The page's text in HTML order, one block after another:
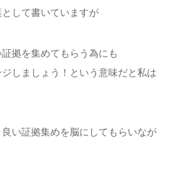
して書いていますが
拠を集めてもらう為にも
しましょう！という意味だと私は
い証拠集めを脳にしてもらいなが